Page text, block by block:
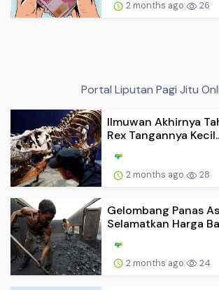
2 months ago 26
Portal Liputan Pagi Jitu
Ilmuwan Akhirnya
Rex Tangannya
2 months ago 28
Gelombang Panas
Selamatkan Harga
2 months ago 24